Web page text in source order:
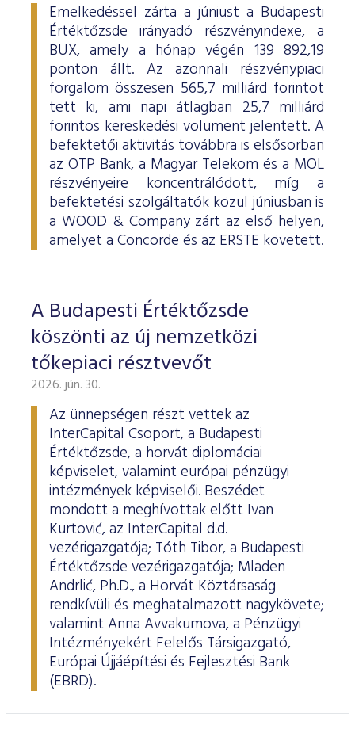
Emelkedéssel zárta a júniust a Budapesti
Értéktőzsde irányadó részvényindexe, a
BUX, amely a hónap végén 139 892,19
ponton állt. Az azonnali részvénypiaci
forgalom összesen 565,7 milliárd forintot
tett ki, ami napi átlagban 25,7 milliárd
forintos kereskedési volument jelentett. A
befektetői aktivitás továbbra is elsősorban
az OTP Bank, a Magyar Telekom és a MOL
részvényeire koncentrálódott, míg a
befektetési szolgáltatók közül júniusban is
a WOOD & Company zárt az első helyen,
amelyet a Concorde és az ERSTE követett.
A Budapesti Értéktőzsde
köszönti az új nemzetközi
tőkepiaci résztvevőt
2026. jún. 30.
Az ünnepségen részt vettek az
InterCapital Csoport, a Budapesti
Értéktőzsde, a horvát diplomáciai
képviselet, valamint európai pénzügyi
intézmények képviselői. Beszédet
mondott a meghívottak előtt Ivan
Kurtović, az InterCapital d.d.
vezérigazgatója; Tóth Tibor, a Budapesti
Értéktőzsde vezérigazgatója; Mladen
Andrlić, Ph.D., a Horvát Köztársaság
rendkívüli és meghatalmazott nagykövete;
valamint Anna Avvakumova, a Pénzügyi
Intézményekért Felelős Társigazgató,
Európai Újjáépítési és Fejlesztési Bank
(EBRD).